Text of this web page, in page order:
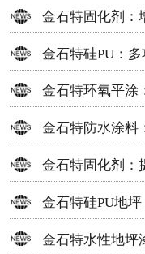
方案
金石特固化剂：
金石特硅PU：
金石特环氧平涂
方案
金石特防水涂料
金石特固化剂：
金石特硅PU地
金石特水性地坪